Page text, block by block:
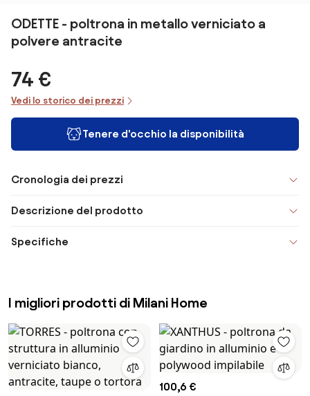
ODETTE - poltrona in metallo verniciato a
polvere antracite
74 €
Vedi lo storico dei prezzi
Tenere d'occhio la disponibilità
Cronologia dei prezzi
Descrizione del prodotto
Specifiche
I migliori prodotti di Milani Home
100,6 €